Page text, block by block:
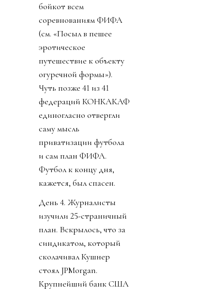
бойкот всем
соревнованиям ФИФА
(см. «Посыл в пешее
эротическое
путешествие к объекту
огуречной формы»).
Чуть позже 41 из 41
федераций КОНКАКАФ
единогласно отвергли
саму мысль
приватизации футбола
и сам план ФИФА.
Футбол к концу дня,
кажется, был спасен.
День 4. Журналисты
изучили 25-страничный
план. Вскрылось, что за
синдикатом, который
сколачивал Кушнер
стоял JPMorgan.
Крупнейший банк США